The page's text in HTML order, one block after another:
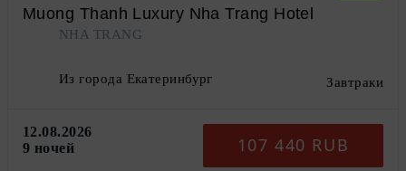
Muong Thanh Luxury Nha Trang Hotel
NHA TRANG
Из города Екатеринбург Завтраки
12.08.2026
9 ночей
107 440 RUB